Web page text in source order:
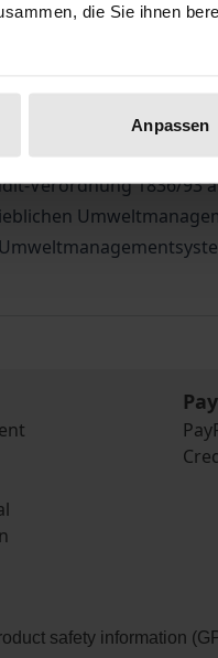
die Sie ihnen
Anpassen
angesichts von
Einbeziehung
Verordnung 1836/
safety information